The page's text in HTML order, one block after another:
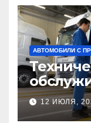
АВТОМОБИЛИ С
12 ИЮЛЯ,